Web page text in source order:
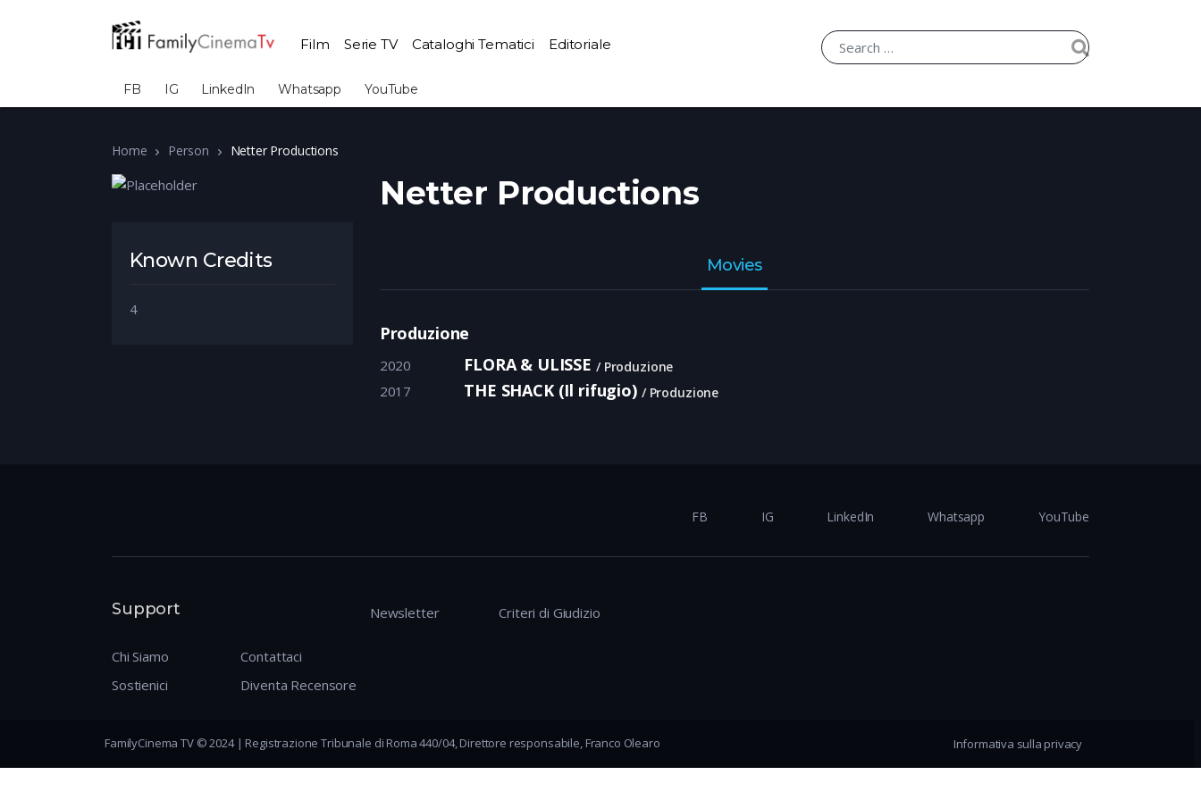
Film Serie TV Cataloghi Tematici Editoriale
FB IG LinkedIn Whatsapp YouTube
Home Person Netter Productions
Known Credits
4
Netter Productions
Movies
Produzione
2020 FLORA & ULISSE Produzione
2017 THE SHACK (Il rifugio) Produzione
FB IG LinkedIn Whatsapp YouTube
Support
Chi Siamo
Sostienici
Contattaci
Diventa Recensore
Newsletter Criteri di Giudizio
FamilyCinema TV © 2024 | Registrazione Tribunale di Roma 440/04, Direttore responsabile, Franco Olearo Informativa sulla privacy